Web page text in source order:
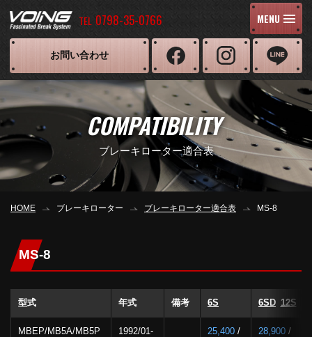
TEL 0798-35-0766 MENU
お問い合わせ
COMPATIBILITY
ブレーキローター適合表
HOME ブレーキローター ブレーキローター適合表 MS-8
MS-8
型式 年式 備考 6S 6SD 12S
MBEP/MB5A/MB5P 1992/01- 25,400 /
28,900 /